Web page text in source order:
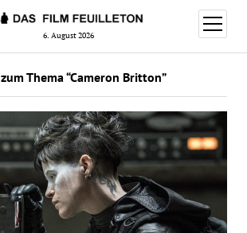
6. August 2026
Menü
öffnen
Thema “Cameron Britton”